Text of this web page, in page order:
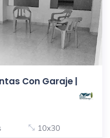
Con Garaje |
10x30